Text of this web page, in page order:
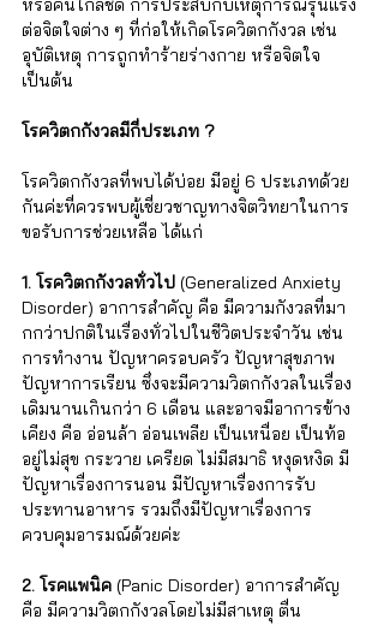
ต่อจิตใจต่าง ๆ ที่ก่อให้เกิดโรควิตกกังวล เช่น
อุบัติเหตุ การถูกทำร้ายร่างกาย หรือจิตใจ
เป็นต้น
โรควิตกกังวลมีกี่ประเภท ?
โรควิตกกังวลที่พบได้บ่อย มีอยู่ 6 ประเภทด้วย
กันค่ะที่ควรพบผู้เชี่ยวชาญทางจิตวิทยาในการ
ขอรับการช่วยเหลือ ได้แก่
1. โรควิตกกังวลทั่วไป (Generalized Anxiety
Disorder) อาการสำคัญ คือ มีความกังวลที่มา
กกว่าปกติในเรื่องทั่วไปในชีวิตประจำวัน เช่น
การทำงาน ปัญหาครอบครัว ปัญหาสุขภาพ
ปัญหาการเรียน ซึ่งจะมีความวิตกกังวลในเรื่อง
เดิมนานเกินกว่า 6 เดือน และอาจมีอาการข้าง
เคียง คือ อ่อนล้า อ่อนเพลีย เป็นเหนื่อย เป็นท้อ
อยู่ไม่สุข กระวาย เครียด ไม่มีสมาธิ หงุดหงิด มี
ปัญหาเรื่องการนอน มีปัญหาเรื่องการรับ
ประทานอาหาร รวมถึงมีปัญหาเรื่องการ
ควบคุมอารมณ์ด้วยค่ะ
2. โรคแพนิค (Panic Disorder) อาการสำคัญ
คือ มีความวิตกกังวลโดยไม่มีสาเหตุ ตื่น